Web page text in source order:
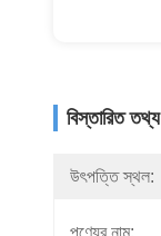
বিস্তারিত তথ্য
উৎপত্তি স্থল:
পণ্যের নাম: